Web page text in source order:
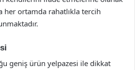
her ortamda rahatlıkla tercih
geniş ürün yelpazesi ile dikkat